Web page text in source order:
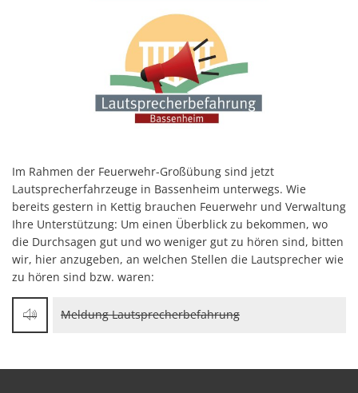
Im Rahmen der Feuerwehr-Großübung sind jetzt
Lautsprecherfahrzeuge in Bassenheim unterwegs. Wie
bereits gestern in Kettig brauchen Feuerwehr und Verwaltung
Ihre Unterstützung: Um einen Überblick zu bekommen, wo
die Durchsagen gut und wo weniger gut zu hören sind, bitten
wir, hier anzugeben, an welchen Stellen die Lautsprecher wie
zu hören sind bzw. waren:
Meldung Lautsprecherbefahrung